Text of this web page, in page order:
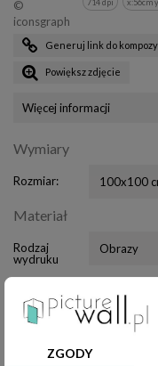
x:56cm
714 dpi
©
iconsgraph
Generuj link do
Powiększ zdjęcie
Więcej informacji
Wymiary
Rozmiar:
Materiał
Rodzaj
wydruku
Podkład
RozciągnijZGODY